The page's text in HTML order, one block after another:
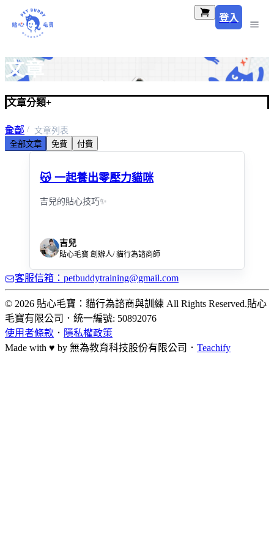
登入
文章
文章分類+
全部
預設類別
首頁
文章列表
全部文章
免費 付費
😽 一起養出零壓力貓咪
吉兒的貼心技巧✨
吉兒
貼心毛寶 創辦人/ 貓行為諮商師
客服信箱：petbuddytraining@gmail.com
© 2026 貼心毛寶：貓行為諮商與訓練 All Rights Reserved.貼心
毛寶有限公司 ． 統一編號: 50892076
使用者條款 ． 隱私權政策
Made with ♥ by 無為教育科技股份有限公司． Teachify